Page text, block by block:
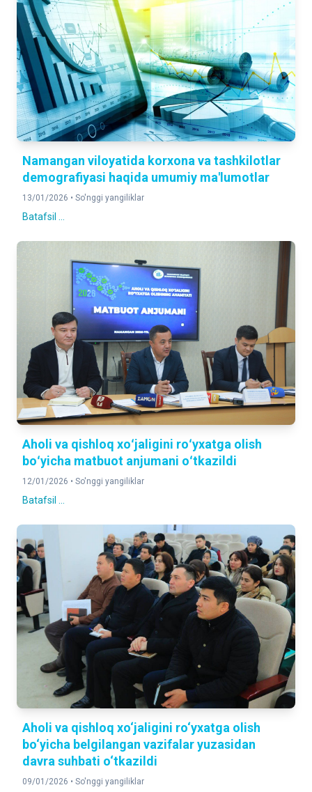
Namangan viloyatida korxona va tashkilotlar
demografiyasi haqida umumiy ma'lumotlar
13/01/2026 • So'nggi yangiliklar
Batafsil ...
Aholi va qishloq xoʻjaligini roʻyxatga olish
boʻyicha matbuot anjumani oʻtkazildi
12/01/2026 • So'nggi yangiliklar
Batafsil ...
Aholi va qishloq xo‘jaligini ro‘yxatga olish
bo‘yicha belgilangan vazifalar yuzasidan
davra suhbati o‘tkazildi
09/01/2026 • So'nggi yangiliklar